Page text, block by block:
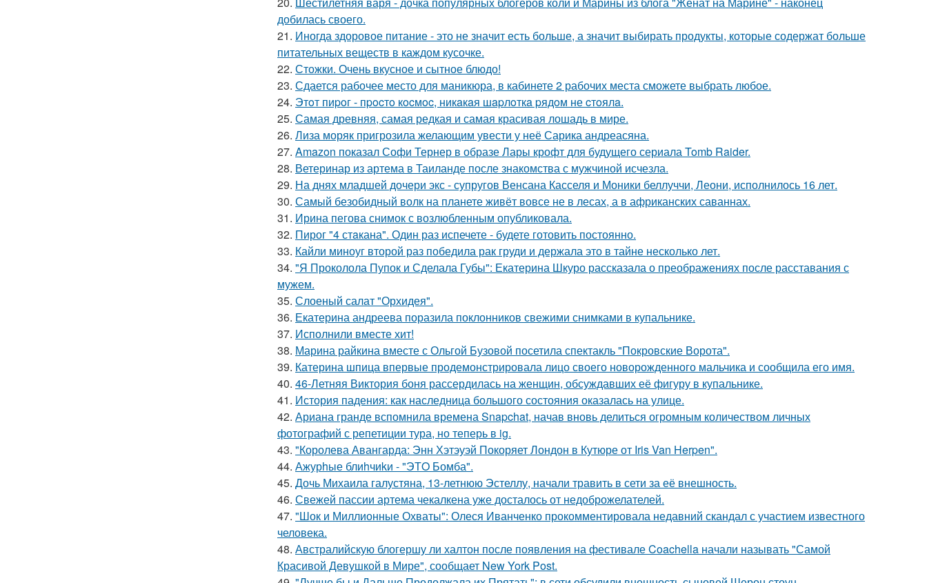
добилась своего.
21. Иногда здоровое питание - это не значит есть больше, а значит выбирать продукты, которые содержат больше
питательных веществ в каждом кусочке.
22. Стожки. Очень вкусное и сытное блюдо!
23. Сдается рабочее место для маникюра, в кабинете 2 рабочих места сможете выбрать любое.
24. Этoт пиpoг - пpocтo кocмoc, никaкaя шapлoткa pядoм не cтoялa.
25. Самая древняя, самая редкая и самая красивая лошадь в мире.
26. Лиза моряк пригрозила желающим увести у неё Сарика андреасяна.
27. Amazon показал Софи Тернер в образе Лары крофт для будущего сериала Tomb Raider.
28. Ветеринар из артема в Таиланде после знакомства с мужчиной исчезла.
29. На днях младшей дочери экс - супругов Венсана Касселя и Моники беллуччи, Леони, исполнилось 16 лет.
30. Самый безобидный волк на планете живёт вовсе не в лесах, а в африканских саваннах.
31. Ирина пегова снимок с возлюбленным опубликовала.
32. Пирог "4 стaкана". Один раз испечете - будете готовить постоянно.
33. Кайли миноуг второй раз победила рак груди и держала это в тайне несколько лет.
34. "Я Проколола Пупок и Сделала Губы": Екатерина Шкуро рассказала о преображениях после расставания с
мужем.
35. Слоеный салат "Орхидея".
36. Екатерина андреева поразила поклонников свежими снимками в купальнике.
37. Исполнили вместе хит!
38. Марина райкина вместе с Ольгой Бузовой посетила спектакль "Покровские Ворота".
39. Катерина шпица впервые продемонстрировала лицо своего новорожденного мальчика и сообщила его имя.
40. 46-Летняя Виктория боня рассердилась на женщин, обсуждавших её фигуру в купальнике.
41. История падения: как наследница большого состояния оказалась на улице.
42. Ариана гранде вспомнила времена Snapchat, начав вновь делиться огромным количеством личных
фотографий с репетиции тура, но теперь в ig.
43. "Королева Авангарда: Энн Хэтэуэй Покоряет Лондон в Кутюре от Iris Van Herpen".
44. Ажурhые блиhчиkи - "ЭТO Бомба".
45. Дочь Михаила галустяна, 13-летнюю Эстеллу, начали травить в сети за её внешность.
46. Свежей пассии артема чекалкена уже досталось от недоброжелателей.
47. "Шок и Миллионные Охваты": Олеся Иванченко прокомментировала недавний скандал с участием известного
человека.
48. Австралийскую блогершу ли халтон после появления на фестивале Coachella начали называть "Самой
Красивой Девушкой в Мире", сообщает New York Post.